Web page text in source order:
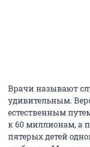
Врачи называют
удивительным.
естественным
к 60 миллионам, а
пятерых детей